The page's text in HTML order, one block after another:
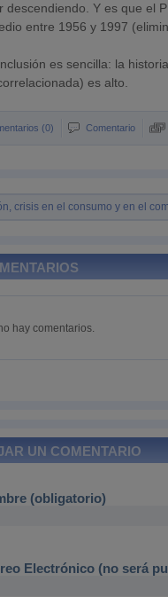
descendiendo. Y es que el
entre 1956 y 1997
es sencilla: la
es alto.
(0) Comentario
crisis en el consumo y en el
hay comentarios.
UN COMENTARIO
(obligatorio)
Electrónico (no será